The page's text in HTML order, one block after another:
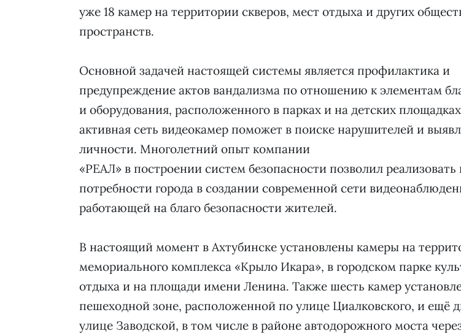
уже 18 камер на территории скверов, мест отдыха и других
пространств.
Основной задачей настоящей системы является профилактика и
предупреждение актов вандализма по отношению к элементам
и оборудования, расположенного в парках и на детских
активная сеть видеокамер поможет в поиске нарушителей и
личности. Многолетний опыт компании
«РЕАЛ» в построении систем безопасности позволил реализовать
потребности города в создании современной сети
работающей на благо безопасности жителей.
В настоящий момент в Ахтубинске установлены камеры на
мемориального комплекса «Крыло Икара», в городском парке
отдыха и на площади имени Ленина. Также шесть камер
пешеходной зоне, расположенной по улице Циалковского, и ещё
улице Заводской, в том числе в районе автодорожного моста